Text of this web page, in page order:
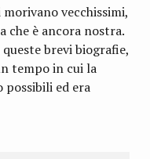
vecchissimi,
che è ancora nostra.
brevi biografie,
tempo in cui la
possibili ed era